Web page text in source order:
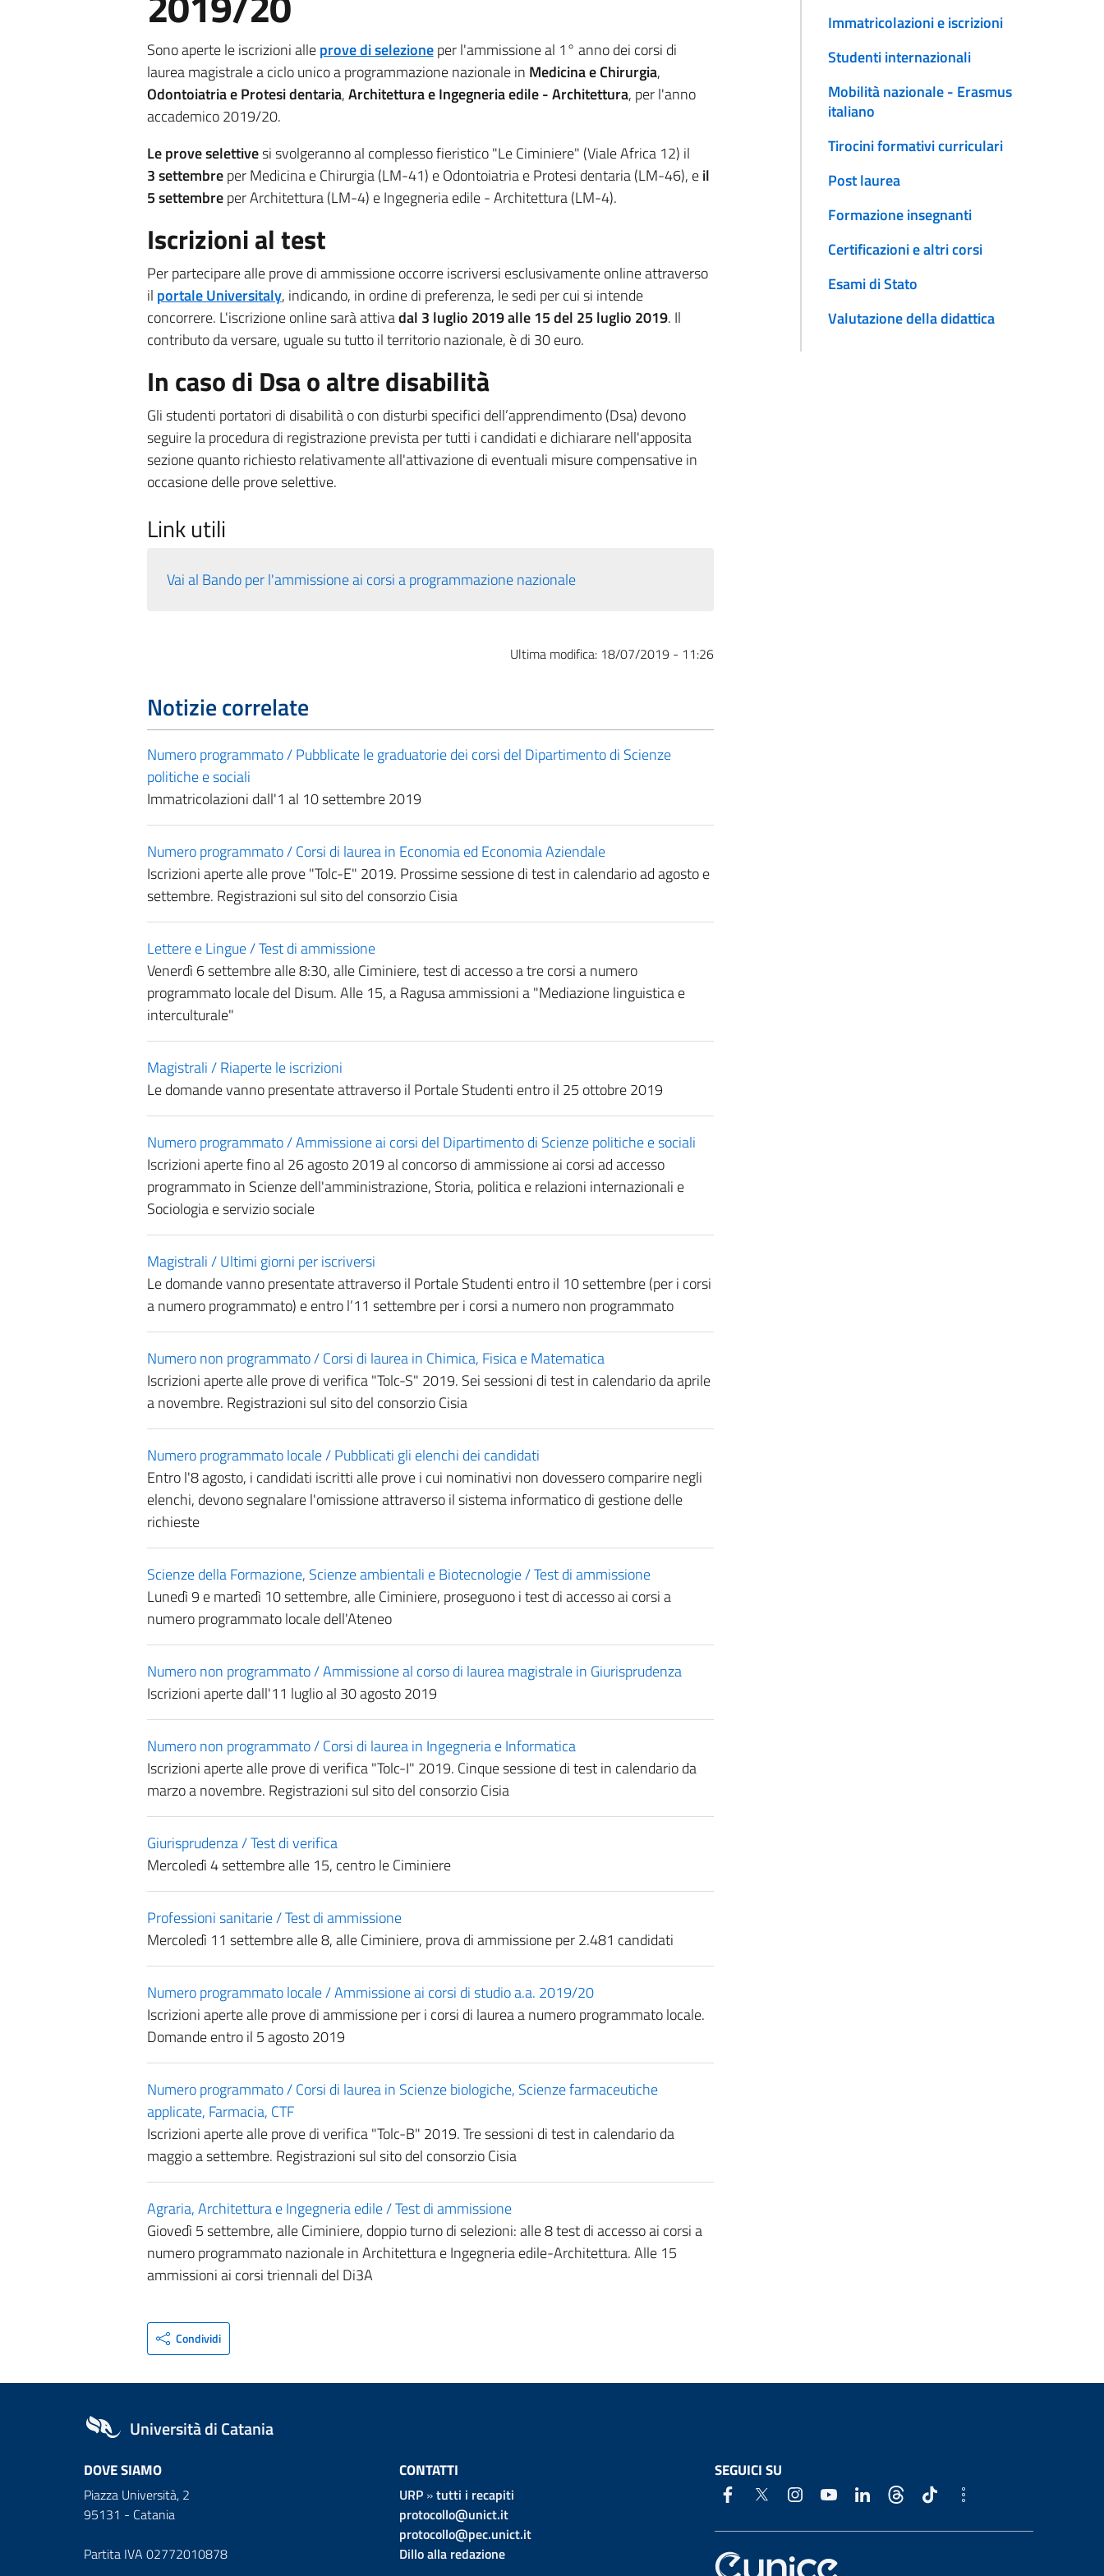
Sono aperte le iscrizioni alleprove di selezioneper l'ammissione al 1° anno dei corsi di
laurea magistrale a ciclo unico a programmazione nazionale in Medicina e Chirurgia,
Odontoiatria e Protesi dentaria,Architettura e Ingegneria edile - Architettura, per l'anno
accademico 2019/20.
Le prove selettivesi svolgeranno al complesso fieristico "Le Ciminiere" (Viale Africa 12) il
3 settembreper Medicina e Chirurgia (LM-41) e Odontoiatria e Protesi dentaria (LM-46), eil
5 settembreper Architettura (LM-4) e Ingegneria edile - Architettura (LM-4).
Iscrizioni al test
Per partecipare alle prove di ammissione occorre iscriversi esclusivamente online attraverso
il portale Universitaly, indicando, in ordine di preferenza, le sedi per cui si intende
concorrere. L'iscrizione online sarà attivadal 3 luglio 2019 alle 15 del 25 luglio 2019. Il
contributo da versare, uguale su tutto il territorio nazionale, è di 30 euro.
In caso di Dsa o altre disabilità
Gli studenti portatori di disabilità o con disturbi specifici dell’apprendimento (Dsa) devono
seguire la procedura di registrazione prevista per tutti i candidati e dichiarare nell'apposita
sezione quanto richiesto relativamente all'attivazione di eventuali misure compensative in
occasione delle prove selettive.
Link utili
Vai al Bando per l'ammissione ai corsi a programmazione nazionale
Ultima modifica: 18/07/2019 - 11:26
Notizie correlate
Numero programmato / Pubblicate le graduatorie dei corsi del Dipartimento di Scienze
politiche e sociali
Immatricolazioni dall'1 al 10 settembre 2019
Numero programmato / Corsi di laurea in Economia ed Economia Aziendale
Iscrizioni aperte alle prove "Tolc-E" 2019. Prossime sessione di test in calendario ad agosto e
settembre. Registrazioni sul sito del consorzio Cisia
Lettere e Lingue / Test di ammissione
Venerdì 6 settembre alle 8:30, alle Ciminiere, test di accesso a tre corsi a numero
programmato locale del Disum. Alle 15, a Ragusa ammissioni a "Mediazione linguistica e
interculturale"
Magistrali / Riaperte le iscrizioni
Le domande vanno presentate attraverso il Portale Studenti entro il 25 ottobre 2019
Numero programmato / Ammissione ai corsi del Dipartimento di Scienze politiche e sociali
Iscrizioni aperte fino al 26 agosto 2019 al concorso di ammissione ai corsi ad accesso
programmato in Scienze dell'amministrazione, Storia, politica e relazioni internazionali e
Sociologia e servizio sociale
Magistrali / Ultimi giorni per iscriversi
Le domande vanno presentate attraverso il Portale Studenti entro il 10 settembre (per i corsi
a numero programmato) e entro l’11 settembre per i corsi a numero non programmato
Numero non programmato / Corsi di laurea in Chimica, Fisica e Matematica
Iscrizioni aperte alle prove di verifica "Tolc-S" 2019. Sei sessioni di test in calendario da aprile
a novembre. Registrazioni sul sito del consorzio Cisia
Numero programmato locale / Pubblicati gli elenchi dei candidati
Entro l'8 agosto, i candidati iscritti alle prove i cui nominativi non dovessero comparire negli
elenchi, devono segnalare l'omissione attraverso il sistema informatico di gestione delle
richieste
Scienze della Formazione, Scienze ambientali e Biotecnologie / Test di ammissione
Lunedì 9 e martedì 10 settembre, alle Ciminiere, proseguono i test di accesso ai corsi a
numero programmato locale dell'Ateneo
Numero non programmato / Ammissione al corso di laurea magistrale in Giurisprudenza
Iscrizioni aperte dall'11 luglio al 30 agosto 2019
Numero non programmato / Corsi di laurea in Ingegneria e Informatica
Iscrizioni aperte alle prove di verifica "Tolc-I" 2019. Cinque sessione di test in calendario da
marzo a novembre. Registrazioni sul sito del consorzio Cisia
Giurisprudenza / Test di verifica
Mercoledì 4 settembre alle 15, centro le Ciminiere
Professioni sanitarie / Test di ammissione
Mercoledì 11 settembre alle 8, alle Ciminiere, prova di ammissione per 2.481 candidati
Numero programmato locale / Ammissione ai corsi di studio a.a. 2019/20
Iscrizioni aperte alle prove di ammissione per i corsi di laurea a numero programmato locale.
Domande entro il 5 agosto 2019
Numero programmato / Corsi di laurea in Scienze biologiche, Scienze farmaceutiche
applicate, Farmacia, CTF
Iscrizioni aperte alle prove di verifica "Tolc-B" 2019. Tre sessioni di test in calendario da
maggio a settembre. Registrazioni sul sito del consorzio Cisia
Agraria, Architettura e Ingegneria edile / Test di ammissione
Giovedì 5 settembre, alle Ciminiere, doppio turno di selezioni: alle 8 test di accesso ai corsi a
numero programmato nazionale in Architettura e Ingegneria edile-Architettura. Alle 15
ammissioni ai corsi triennali del Di3A
Condividi
Immatricolazioni e iscrizioni
Studenti internazionali
Mobilità nazionale - Erasmus
italiano
Tirocini formativi curriculari
Post laurea
Formazione insegnanti
Certificazioni e altri corsi
Esami di Stato
Valutazione della didattica
Università di Catania
DOVE SIAMO
Piazza Università, 2
95131 - Catania
Partita IVA 02772010878
CONTATTI
URP»tutti i recapiti
protocollo@unict.it
protocollo@pec.unict.it
Dillo alla redazione
SEGUICI SU